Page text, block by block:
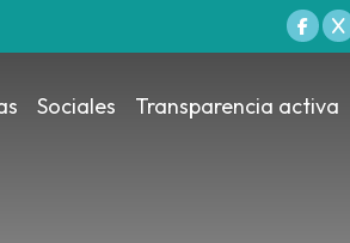
Sociales Transparencia activa